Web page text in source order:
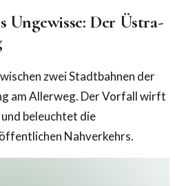
Ungewisse: Der Üstra-
zwei Stadtbahnen der
am Allerweg. Der Vorfall wirft
beleuchtet die
Nahverkehrs.